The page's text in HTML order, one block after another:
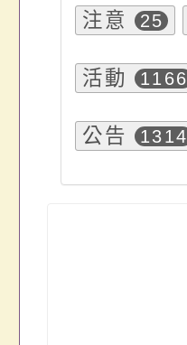
注意 25
活動 1166
公告 1314